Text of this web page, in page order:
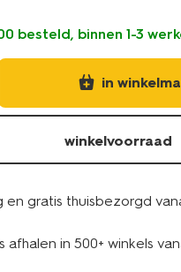
besteld, binnen 1-3
in
winkelvoorraad
en gratis thuisbezorgd
afhalen in 500+ winkels